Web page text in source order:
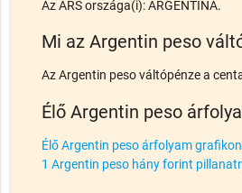
Az ARS országa(i): ARGENTÍNA.
Mi az Argentin peso
Az Argentin peso váltópénze a
Élő Argentin peso
Élő Argentin peso árfolyam
1 Argentin peso hány forint